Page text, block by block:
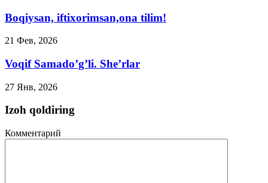
Boqiysan, iftixorimsan,ona tilim!
21 Фев, 2026
Voqif Samado’g’li. She’rlar
27 Янв, 2026
Izoh qoldiring
Комментарий